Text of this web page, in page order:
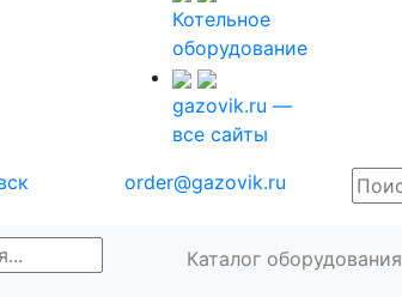
Котельное
оборудование
gazovik.ru —
все сайты
order@gazovik.ru
Каталог оборудования